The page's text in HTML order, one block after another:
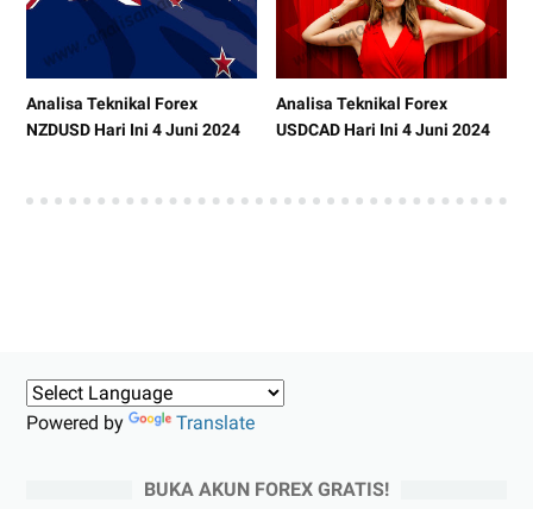
Analisa Teknikal Forex
NZDUSD Hari Ini 4 Juni 2024
Analisa Teknikal Forex
USDCAD Hari Ini 4 Juni 2024
Powered by Translate
BUKA AKUN FOREX GRATIS!